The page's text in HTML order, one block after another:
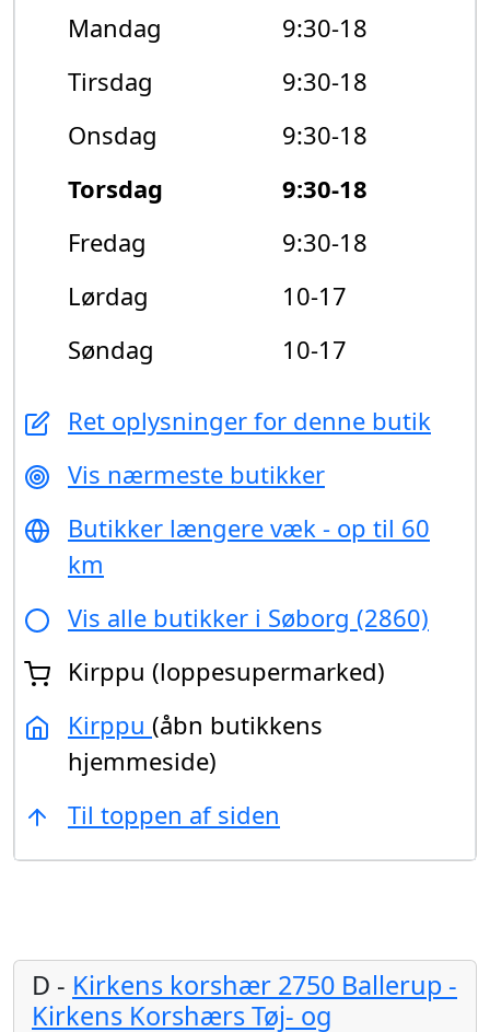
Mandag
9:30-18
Tirsdag
9:30-18
Onsdag
9:30-18
Torsdag
9:30-18
Fredag
9:30-18
Lørdag
10-17
Søndag
10-17
Ret oplysninger for denne butik
Vis nærmeste butikker
Butikker længere væk - op til 60
km
Vis alle butikker i Søborg (2860)
Kirppu (loppesupermarked)
Kirppu (åbn butikkens
hjemmeside)
Til toppen af siden
D - Kirkens korshær 2750 Ballerup -
Kirkens Korshærs Tøj- og